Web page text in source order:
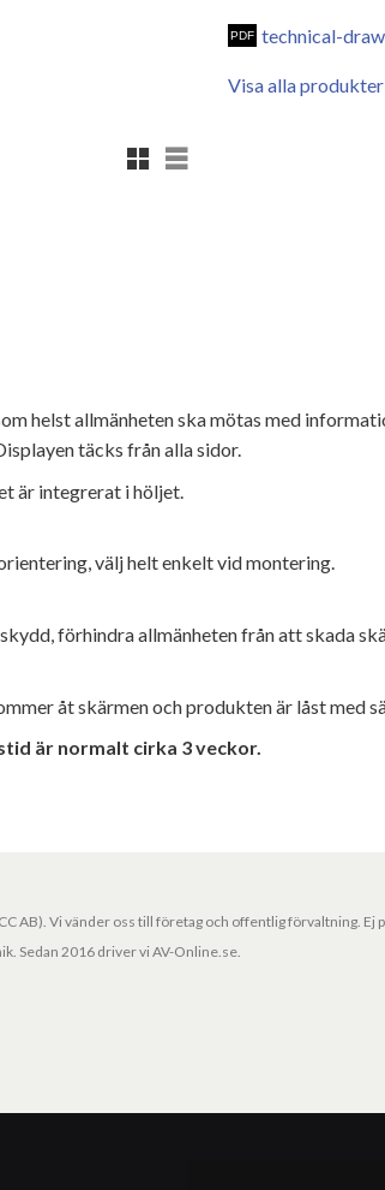
Rutnätsvy
Listvy
technical-
Visa alla
helst allmänheten ska mötas med
täcks från alla sidor.
är integrerat i höljet.
välj helt enkelt vid montering.
förhindra allmänheten från att skada
åt skärmen och produkten är låst med
är normalt cirka 3 veckor.
AB). Vi vänder oss till företag och offentlig förvaltning.
Sedan 2016 driver vi AV-Online.se.